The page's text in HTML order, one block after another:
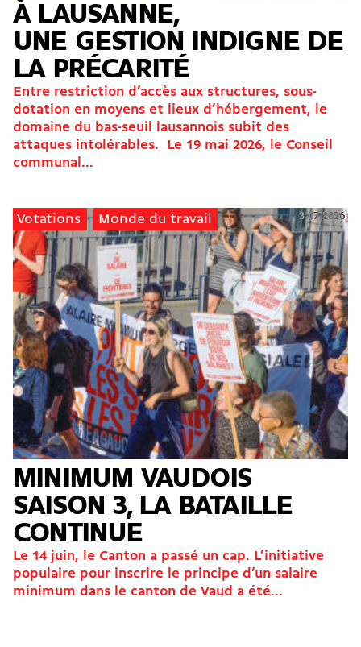
À LAUSANNE,
UNE GESTION INDIGNE DE
LA PRÉCARITÉ
Entre restriction d’accès aux structures, sous-
dotation en moyens et lieux d’hébergement, le
domaine du bas-seuil lausannois subit des
attaques intolérables. Le 19 mai 2026, le Conseil
communal...
Votations Monde du travail 3.07.2026
MINIMUM VAUDOIS
SAISON 3, LA BATAILLE
CONTINUE
Le 14 juin, le Canton a passé un cap. L’initiative
populaire pour inscrire le principe d’un salaire
minimum dans le canton de Vaud a été...